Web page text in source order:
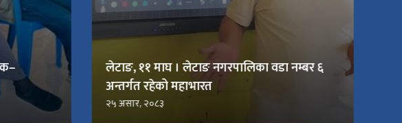
लेटाङ, ११ माघ । लेटाङ नगरपालिका वडा नम्बर ६
अन्तर्गत रहेको महाभारत
२५ असार, २०८३